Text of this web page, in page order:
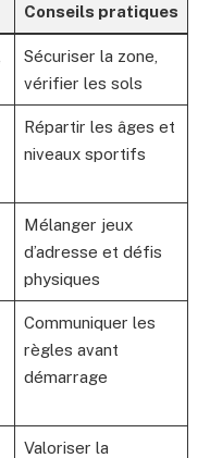
Conseils pratiques
Sécuriser la zone,
vérifier les sols
Répartir les âges et
niveaux sportifs
Mélanger jeux
d’adresse et défis
physiques
Communiquer les
règles avant
démarrage
Valoriser la